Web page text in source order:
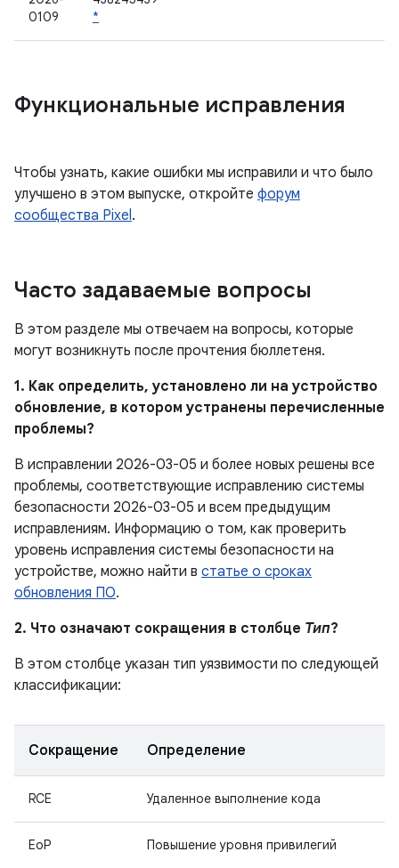
0109
*
Функциональные исправления
Чтобы узнать, какие ошибки мы исправили и что было
улучшено в этом выпуске, откройте форум
сообщества Pixel.
Часто задаваемые вопросы
В этом разделе мы отвечаем на вопросы, которые
могут возникнуть после прочтения бюллетеня.
1. Как определить, установлено ли на устройство
обновление, в котором устранены перечисленные
проблемы?
В исправлении 2026-03-05 и более новых решены все
проблемы, соответствующие исправлению системы
безопасности 2026-03-05 и всем предыдущим
исправлениям. Информацию о том, как проверить
уровень исправления системы безопасности на
устройстве, можно найти в статье о сроках
обновления ПО.
2. Что означают сокращения в столбце Тип?
В этом столбце указан тип уязвимости по следующей
классификации:
Сокращение Определение
RCE Удаленное выполнение кода
EoP Повышение уровня привилегий